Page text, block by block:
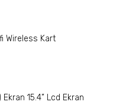
Wireless Kart
Ekran 15.4” Lcd Ekran